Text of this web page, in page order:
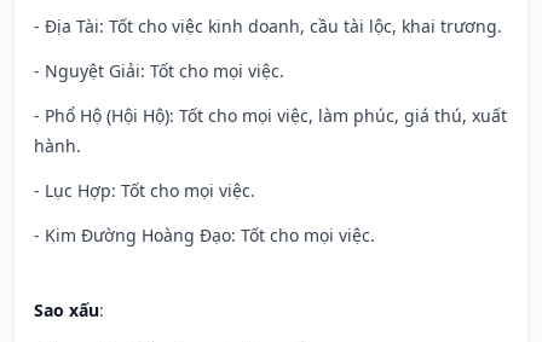
- Địa Tài: Tốt cho việc kinh doanh, cầu tài lộc, khai trương.
- Nguyệt Giải: Tốt cho mọi việc.
- Phổ Hộ (Hội Hộ): Tốt cho mọi việc, làm phúc, giá thú, xuất
hành.
- Lục Hợp: Tốt cho mọi việc.
- Kim Đường Hoàng Đạo: Tốt cho mọi việc.
Sao xấu: